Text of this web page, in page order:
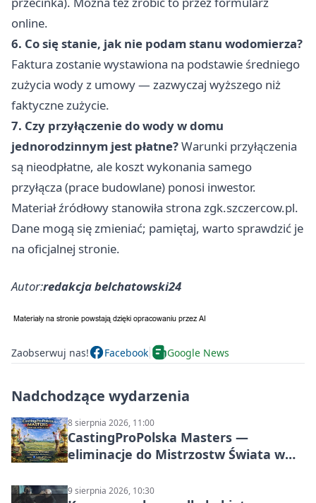
online.
6. Co się stanie, jak nie podam stanu wodomierza?
Faktura zostanie wystawiona na podstawie średniego
zużycia wody z umowy — zazwyczaj wyższego niż
faktyczne zużycie.
7. Czy przyłączenie do wody w domu
jednorodzinnym jest płatne?Warunki przyłączenia
są nieodpłatne, ale koszt wykonania samego
przyłącza (prace budowlane) ponosi inwestor.
Materiał źródłowy stanowiła strona zgk.szczercow.pl.
Dane mogą się zmieniać; pamiętaj, warto sprawdzić je
na oficjalnej stronie.
Autor:redakcja belchatowski24
Zaobserwuj nas! Facebook Google News
Nadchodzące wydarzenia
8 sierpnia 2026, 11:00
CastingProPolska Masters —
eliminacje do Mistrzostw Świata w
9 sierpnia 2026, 10:30